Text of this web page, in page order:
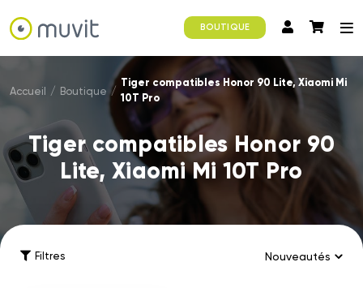
BOUTIQUE
Accueil / Boutique /
Tiger compatibles Honor 90 Lite, Xiaomi Mi
10T Pro
Tiger compatibles Honor 90
Lite, Xiaomi Mi 10T Pro
Filtres